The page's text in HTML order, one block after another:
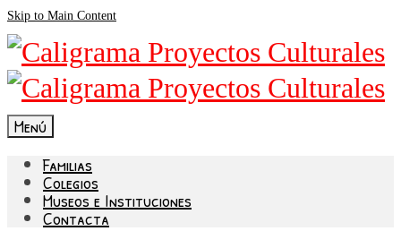
Skip to Main Content
Menú
Familias
Colegios
Museos e Instituciones
Contacta